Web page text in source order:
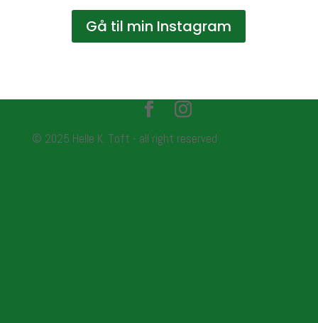
Gå til min Instagram
© 2025 Helle K. Toft - all right reserved